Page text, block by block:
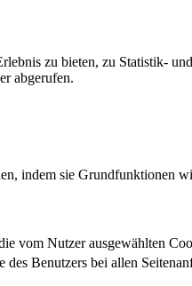
zu bieten, zu Statistik-
abgerufen.
indem sie Grundfunktionen
vom Nutzer ausgewählten
des Benutzers bei allen